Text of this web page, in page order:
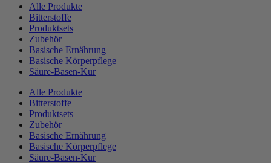
Alle Produkte
Bitterstoffe
Produktsets
Zubehör
Basische Ernährung
Basische Körperpflege
Säure-Basen-Kur
Alle Produkte
Bitterstoffe
Produktsets
Zubehör
Basische Ernährung
Basische Körperpflege
Säure-Basen-Kur